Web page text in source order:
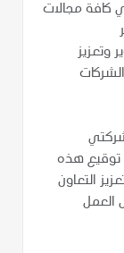
كافة مجالات
وتعزيز
توقيع هذه
التعاون
العمل